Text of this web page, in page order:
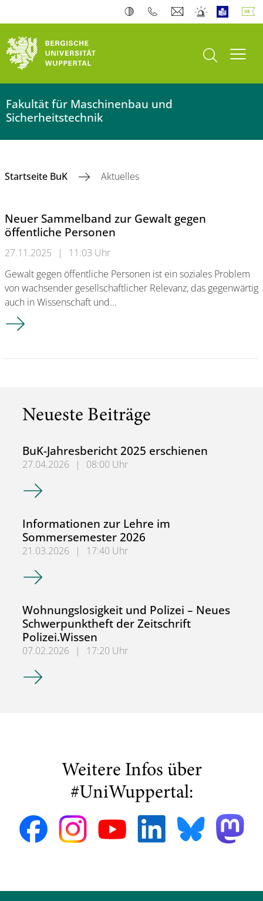
Suche öffnen
Fakultät für Maschinenbau und
Sicherheitstechnik
Startseite BuK Aktuelles
Neuer Sammelband zur Gewalt gegen
öffentliche Personen
27.11.2025 |
11:03 Uhr
Gewalt gegen öffentliche Personen ist ein soziales Problem
von wachsender gesellschaftlicher Relevanz, das gegenwärtig
auch in Wissenschaft und…
Neuer Sammelband zur Gewalt gegen öffentliche Personen
Neueste Beiträge
BuK-Jahresbericht 2025 erschienen
27.04.2026 |
08:00 Uhr
BuK-Jahresbericht 2025 erschienen
Informationen zur Lehre im
Sommersemester 2026
21.03.2026 |
17:40 Uhr
Informationen zur Lehre im Sommersemester 2026
Wohnungslosigkeit und Polizei – Neues
Schwerpunktheft der Zeitschrift
Polizei.Wissen
07.02.2026 |
17:20 Uhr
Wohnungslosigkeit und Polizei – Neues
Weitere Infos über
#UniWuppertal: